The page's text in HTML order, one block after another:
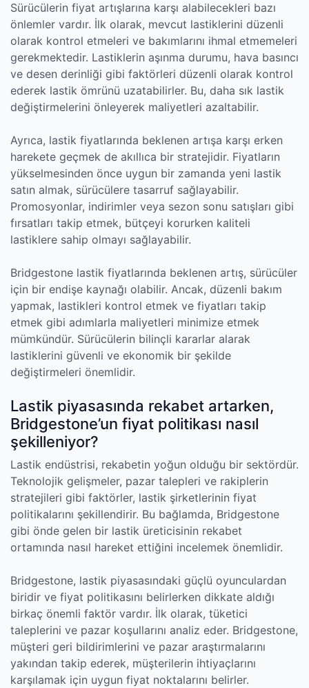
Sürücülerin fiyat artışlarına karşı alabilecekleri bazı
önlemler vardır. İlk olarak, mevcut lastiklerini düzenli
olarak kontrol etmeleri ve bakımlarını ihmal etmemeleri
gerekmektedir. Lastiklerin aşınma durumu, hava basıncı
ve desen derinliği gibi faktörleri düzenli olarak kontrol
ederek lastik ömrünü uzatabilirler. Bu, daha sık lastik
değiştirmelerini önleyerek maliyetleri azaltabilir.
Ayrıca, lastik fiyatlarında beklenen artışa karşı erken
harekete geçmek de akıllıca bir stratejidir. Fiyatların
yükselmesinden önce uygun bir zamanda yeni lastik
satın almak, sürücülere tasarruf sağlayabilir.
Promosyonlar, indirimler veya sezon sonu satışları gibi
fırsatları takip etmek, bütçeyi korurken kaliteli
lastiklere sahip olmayı sağlayabilir.
Bridgestone lastik fiyatlarında beklenen artış, sürücüler
için bir endişe kaynağı olabilir. Ancak, düzenli bakım
yapmak, lastikleri kontrol etmek ve fiyatları takip
etmek gibi adımlarla maliyetleri minimize etmek
mümkündür. Sürücülerin bilinçli kararlar alarak
lastiklerini güvenli ve ekonomik bir şekilde
değiştirmeleri önemlidir.
Lastik piyasasında rekabet artarken,
Bridgestone’un fiyat politikası nasıl
şekilleniyor?
Lastik endüstrisi, rekabetin yoğun olduğu bir sektördür.
Teknolojik gelişmeler, pazar talepleri ve rakiplerin
stratejileri gibi faktörler, lastik şirketlerinin fiyat
politikalarını şekillendirir. Bu bağlamda, Bridgestone
gibi önde gelen bir lastik üreticisinin rekabet
ortamında nasıl hareket ettiğini incelemek önemlidir.
Bridgestone, lastik piyasasındaki güçlü oyunculardan
biridir ve fiyat politikasını belirlerken dikkate aldığı
birkaç önemli faktör vardır. İlk olarak, tüketici
taleplerini ve pazar koşullarını analiz eder. Bridgestone,
müşteri geri bildirimlerini ve pazar araştırmalarını
yakından takip ederek, müşterilerin ihtiyaçlarını
karşılamak için uygun fiyat noktalarını belirler.